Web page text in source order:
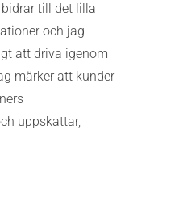
till det lilla
och jag
att driva igenom
märker att kunder
uppskattar,